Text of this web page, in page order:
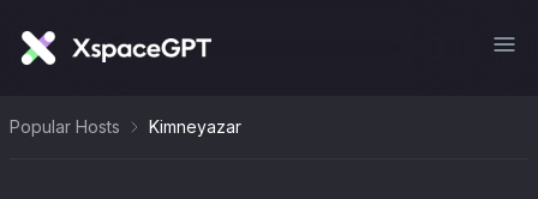
Popular Hosts Kimneyazar